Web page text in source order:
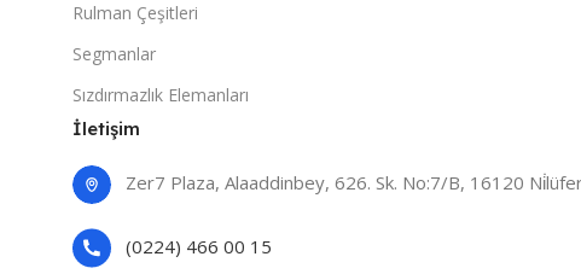
Rulman Çeşitleri
Segmanlar
Sızdırmazlık Elemanları
İletişim
Zer7 Plaza, Alaaddinbey, 626. Sk. No:7/B, 16120
(0224) 466 00 15